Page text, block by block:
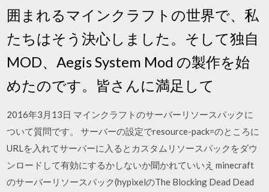
囲まれるマインクラフトの世界で、私
たちはそう決心しました。そして独自
MOD、Aegis System Mod の製作を始
めたのです。皆さんに満足して
2016年3月13日 マインクラフトのサーバーリソースパックに
ついて質問です。 サーバーの設定でresource-pack=のところに
URLを入れてサーバーに入るとカスタムリソースパックをダウ
ンロードして有効にするかしないか聞かれていいえ minecraft
のサーバーリソースパック(hypixelのThe Blocking Dead Dead